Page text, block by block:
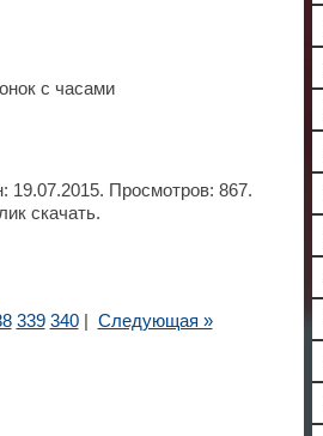
с часами
Просмотров: 867.
скачать.
339 340| Следующая »